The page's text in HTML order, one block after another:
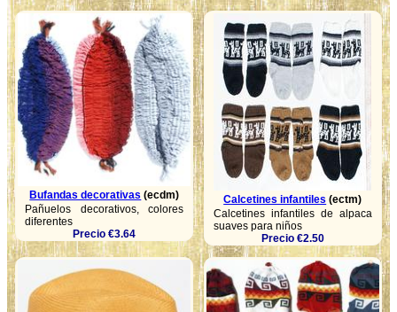
Bufandas decorativas (ecdm)
Pañuelos decorativos, colores
diferentes
Precio €3.64
Calcetines infantiles (ectm)
Calcetines infantiles de alpaca
suaves para niños
Precio €2.50